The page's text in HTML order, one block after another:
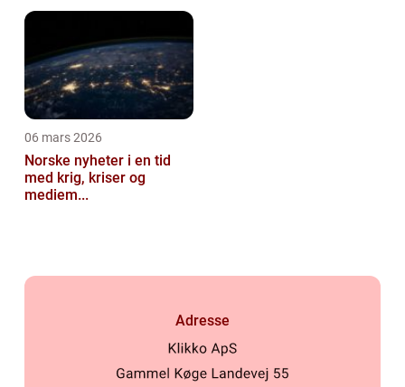
06 mars 2026
Norske nyheter i en tid
med krig, kriser og
mediem...
Adresse